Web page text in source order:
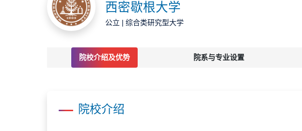
西密歇根大学
公立 | 综合类研究型大学
院校介绍及优势 院系与专业设置
院校介绍